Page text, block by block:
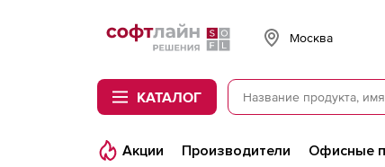
Softline
Москва
КАТАЛОГ
Акции Производители Офисные